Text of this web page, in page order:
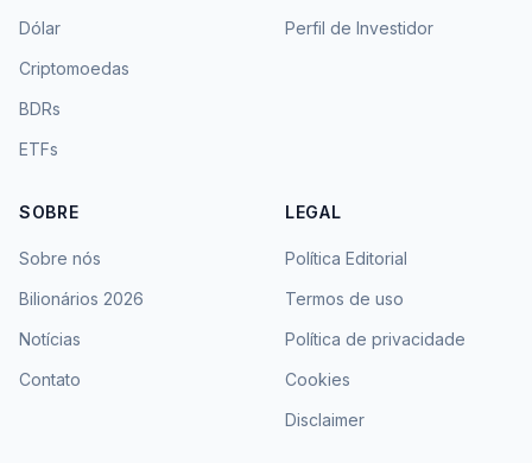
Dólar
Criptomoedas
BDRs
ETFs
Perfil de Investidor
SOBRE
Sobre nós
Bilionários 2026
Notícias
Contato
LEGAL
Política Editorial
Termos de uso
Política de privacidade
Cookies
Disclaimer